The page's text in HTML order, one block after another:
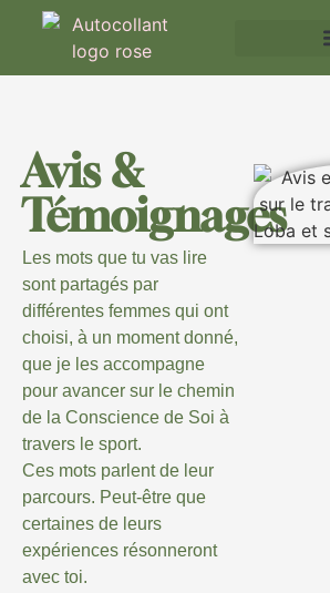
Avis &
Témoignages
Les mots que tu vas lire
sont partagés par
différentes femmes qui ont
choisi, à un moment donné,
que je les accompagne
pour avancer sur le chemin
de la Conscience de Soi à
travers le sport.
Ces mots parlent de leur
parcours. Peut-être que
certaines de leurs
expériences résonneront
avec toi.